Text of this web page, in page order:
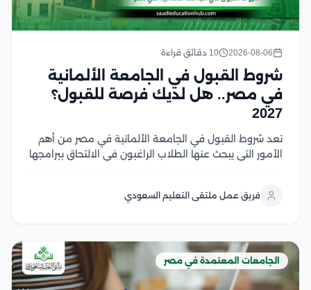
2026-08-06 10 دقائق قراءة
شروط القبول في الجامعة الألمانية
في مصر.. هل لديك فرصة للقبول؟
2027
تعد شروط القبول في الجامعة الألمانية في مصر من أهم
الأمور التي يبحث عنها الطلاب الراغبون في الالتحاق ببرامجها
المطلوبة، واستيفاء معايير القبول، وتقديم المستندات
فريق عمل ملتقى التعليم السعودي
الجامعات المعتمدة في مصر